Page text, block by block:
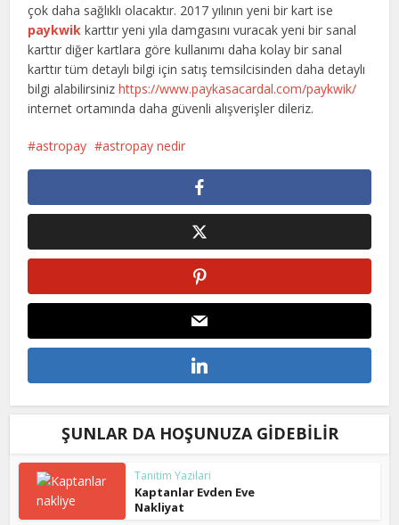
çok daha sağlıklı olacaktır. 2017 yılının yeni bir kart ise
paykwik karttır yeni yıla damgasını vuracak yeni bir sanal
karttır diğer kartlara göre kullanımı daha kolay bir sanal
karttır tüm detaylı bilgi için satış temsilcisinden daha detaylı
bilgi alabilirsinizhttps://www.paykasacardal.com/paykwik/
internet ortamında daha güvenli alışverişler dileriz.
astropay astropay nedir
ŞUNLAR DA HOŞUNUZA GIDEBILIR
Tanitim Yazilari
Kaptanlar Evden Eve
Nakliyat